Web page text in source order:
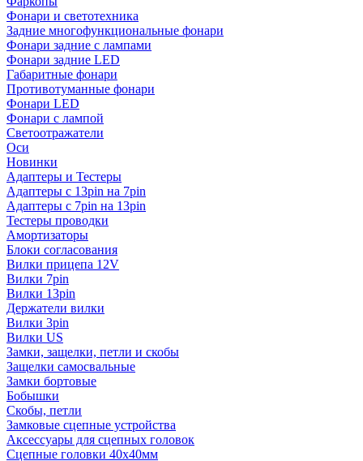
Фонари и светотехника
Задние многофункциональные фонари
Фонари задние с лампами
Фонари задние LED
Габаритные фонари
Противотуманные фонари
Фонари LED
Фонари с лампой
Светоотражатели
Оси
Новинки
Адаптеры и Тестеры
Адаптеры с 13pin на 7pin
Адаптеры с 7pin на 13pin
Тестеры проводки
Амортизаторы
Блоки согласования
Вилки прицепа 12V
Вилки 7pin
Вилки 13pin
Держатели вилки
Вилки 3pin
Вилки US
Замки, защелки, петли и скобы
Защелки самосвальные
Замки бортовые
Бобышки
Скобы, петли
Замковые сцепные устройства
Аксессуары для сцепных головок
Сцепные головки 40x40мм